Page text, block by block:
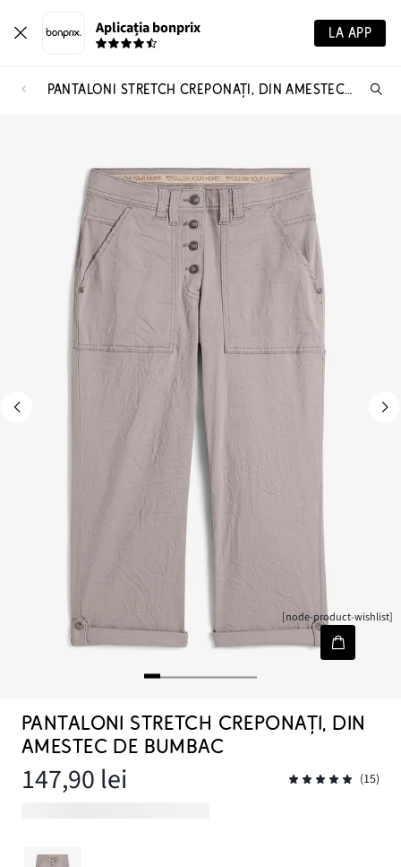
Aplicația bonprix LA APP
PANTALONI STRETCH CREPONAȚI, DIN AMESTEC DE BUMBAC
[node-product-wishlist]
PANTALONI STRETCH CREPONAȚI, DIN
AMESTEC DE BUMBAC
147,90 lei (15)